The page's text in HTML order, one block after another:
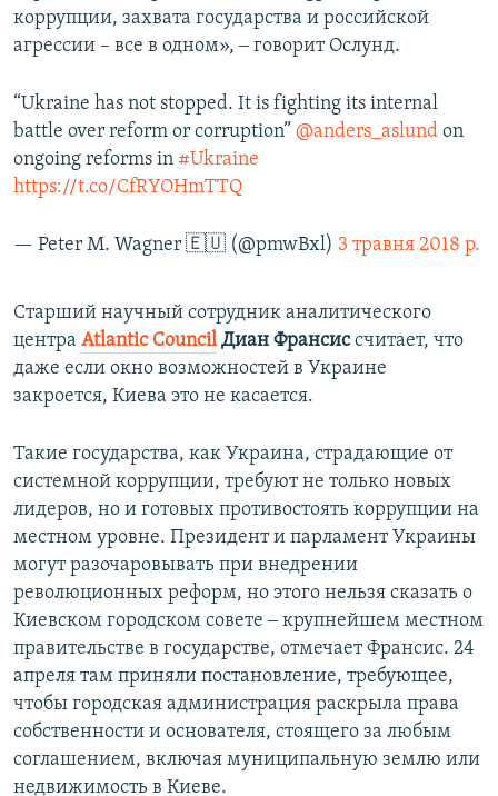
коррупции, захвата государства и российской
агрессии – все в одном», ‒ говорит Ослунд.
“Ukraine has not stopped. It is fighting its internal
battle over reform or corruption” @anders_aslund on
ongoing reforms in #Ukraine
https://t.co/CfRYOHmTTQ
— Peter M. Wagner 🇪🇺 (@pmwBxl) 3 травня 2018 р.
Старший научный сотрудник аналитического
центра Atlantic Council Диан Франсиссчитает, что
даже если окно возможностей в Украине
закроется, Киева это не касается.
Такие государства, как Украина, страдающие от
системной коррупции, требуют не только новых
лидеров, но и готовых противостоять коррупции на
местном уровне. Президент и парламент Украины
могут разочаровывать при внедрении
революционных реформ, но этого нельзя сказать о
Киевском городском совете ‒ крупнейшем местном
правительстве в государстве, отмечает Франсис. 24
апреля там приняли постановление, требующее,
чтобы городская администрация раскрыла права
собственности и основателя, стоящего за любым
соглашением, включая муниципальную землю или
недвижимость в Киеве.